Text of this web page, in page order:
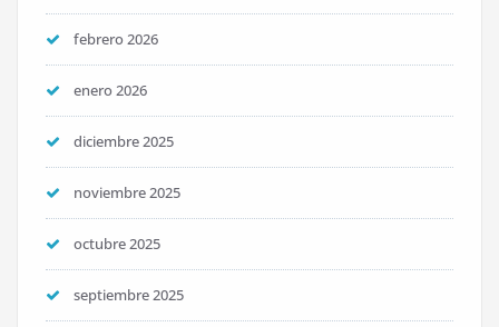
febrero 2026
enero 2026
diciembre 2025
noviembre 2025
octubre 2025
septiembre 2025